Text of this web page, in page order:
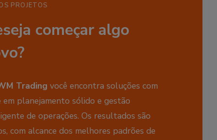
PROJETOS
começar algo
Trading você encontra soluções com
em planejamento sólido e gestão
de operações. Os resultados são
com alcance dos melhores padrões de